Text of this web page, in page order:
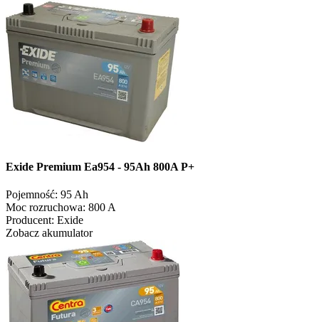
Exide Premium Ea954 - 95Ah 800A P+
Pojemność: 95 Ah
Moc rozruchowa: 800 A
Producent: Exide
Zobacz akumulator